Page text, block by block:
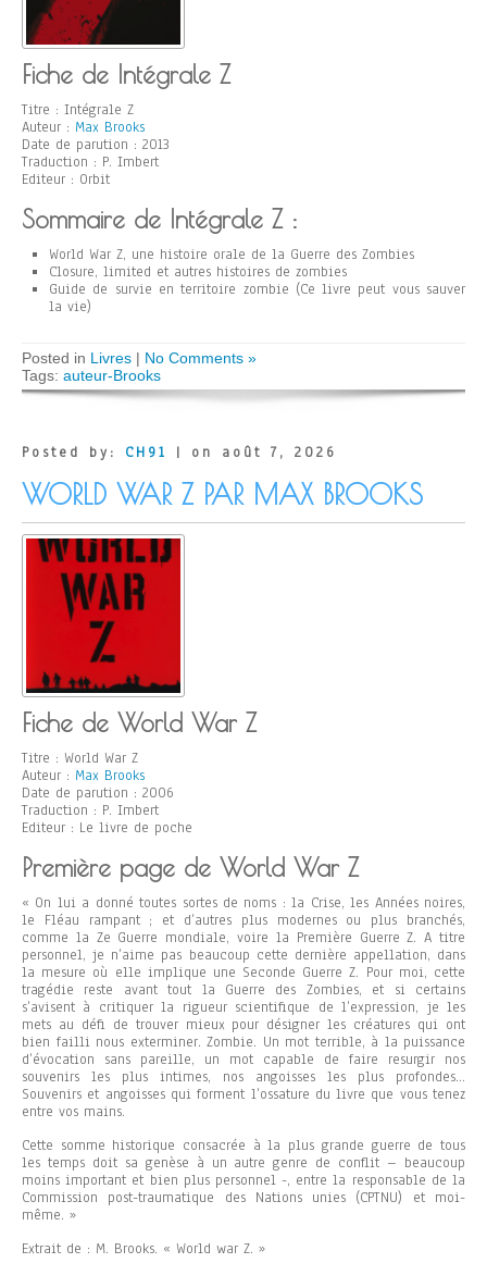
Fiche de Intégrale Z
Titre : Intégrale Z
Auteur : Max Brooks
Date de parution : 2013
Traduction : P. Imbert
Editeur : Orbit
Sommaire de Intégrale Z :
World War Z, une histoire orale de la Guerre des Zombies
Closure, limited et autres histoires de zombies
Guide de survie en territoire zombie (Ce livre peut vous sauver
la vie)
Posted in Livres | No Comments »
Tags: auteur-Brooks
Posted by: CH91 | on août 7, 2026
WORLD WAR Z PAR MAX BROOKS
Fiche de World War Z
Titre : World War Z
Auteur : Max Brooks
Date de parution : 2006
Traduction : P. Imbert
Editeur : Le livre de poche
Première page de World War Z
« On lui a donné toutes sortes de noms : la Crise, les Années noires,
le Fléau rampant ; et d’autres plus modernes ou plus branchés,
comme la Ze Guerre mondiale, voire la Première Guerre Z. A titre
personnel, je n’aime pas beaucoup cette dernière appellation, dans
la mesure où elle implique une Seconde Guerre Z. Pour moi, cette
tragédie reste avant tout la Guerre des Zombies, et si certains
s’avisent à critiquer la rigueur scientifique de l’expression, je les
mets au défi de trouver mieux pour désigner les créatures qui ont
bien failli nous exterminer. Zombie. Un mot terrible, à la puissance
d’évocation sans pareille, un mot capable de faire resurgir nos
souvenirs les plus intimes, nos angoisses les plus profondes…
Souvenirs et angoisses qui forment l’ossature du livre que vous tenez
entre vos mains.
Cette somme historique consacrée à la plus grande guerre de tous
les temps doit sa genèse à un autre genre de conflit – beaucoup
moins important et bien plus personnel -, entre la responsable de la
Commission post-traumatique des Nations unies (CPTNU) et moi-
même. »
Extrait de : M. Brooks. « World war Z. »